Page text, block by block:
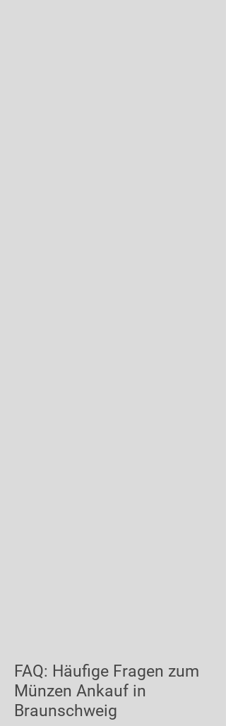
FAQ: Häufige Fragen zum
Münzen Ankauf in
Braunschweig